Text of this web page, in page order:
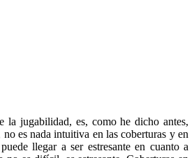
la jugabilidad, es, como he dicho antes,
es nada intuitiva en las coberturas y en
llegar a ser estresante en cuanto a